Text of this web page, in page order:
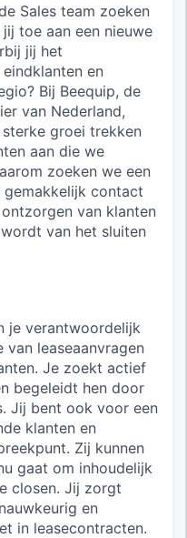
Sales team zoeken
toe aan een nieuwe
jij het
en
Bij Beequip, de
van Nederland,
groei trekken
aan die we
zoeken we een
gemakkelijk contact
van klanten
van het sluiten
je verantwoordelijk
leaseaanvragen
Je zoekt actief
begeleidt hen door
Jij bent ook voor een
klanten en
Zij kunnen
gaat om inhoudelijk
closen. Jij zorgt
en
in leasecontracten.